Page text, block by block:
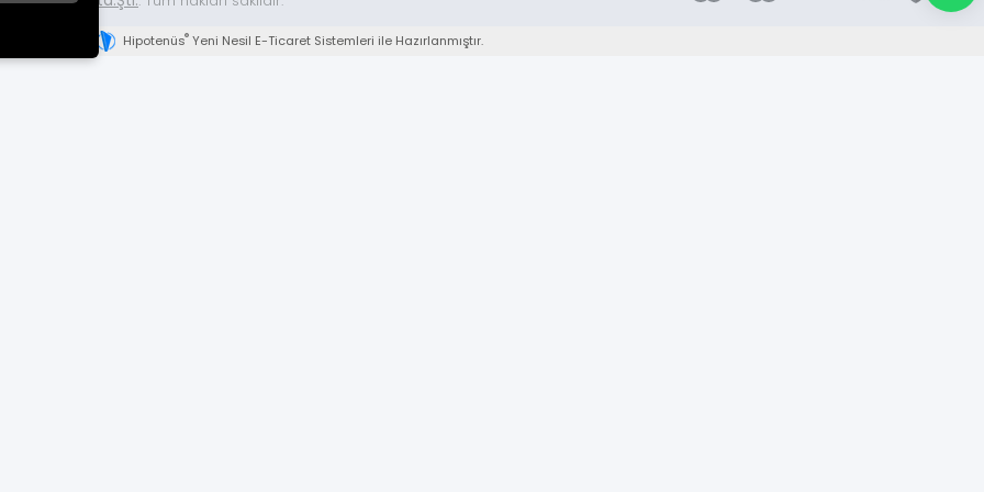
Hipotenüs®Yeni Nesil E-Ticaret Sistemleri ile Hazırlanmıştır.